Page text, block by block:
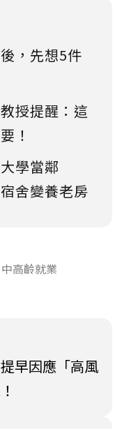
，先想5件
授提醒：這
！
學當鄰
舍變養老房
中高齡就業
早因應「高風